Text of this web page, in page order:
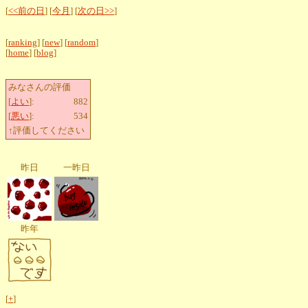
[<<前の日 ] [今月 ] [次の日>>]
[ranking] [new] [random]
[home] [blog]
みなさんの評価
[よい]:
882
[悪い]:
534
↑評価してください
昨日 一昨日
昨年
[+]